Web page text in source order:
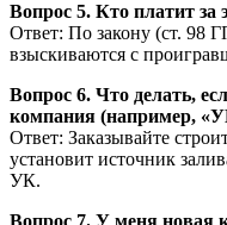
Вопрос 5. Кто платит за
Ответ: По закону (ст. 98
взыскиваются с
Вопрос 6. Что делать,
компания (например,
Ответ: Заказывайте
установит источник
УК.